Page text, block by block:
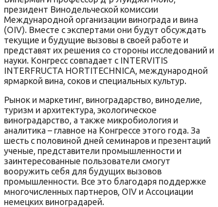
президент Винодельческой комиссии
Международной организации винограда и вина
(OIV). Вместе с экспертами они будут обсуждать
текущие и будущие вызовы в своей работе и
представят их решения со стороны исследований и
науки. Конгресс совпадает с INTERVITIS
INTERFRUCTA HORTITECHNICA, международной
ярмаркой вина, соков и специальных культур.
Рынок и маркетинг, виноградарство, виноделие,
туризм и архитектура, экологическое
виноградарство, а также микробиология и
аналитика – главное на Конгрессе этого года. За
шесть с половиной дней семинаров и презентаций
ученые, представители промышленности и
заинтересованные пользователи смогут
вооружить себя для будущих вызовов
промышленности. Все это благодаря поддержке
многочисленных партнеров, OIV и Ассоциации
немецких виноградарей.